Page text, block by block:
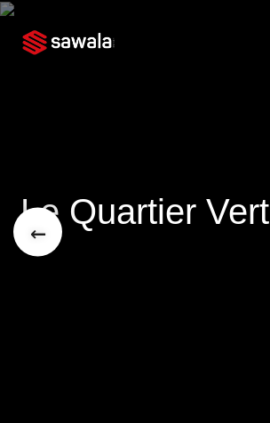
←
Le Quartier Vert